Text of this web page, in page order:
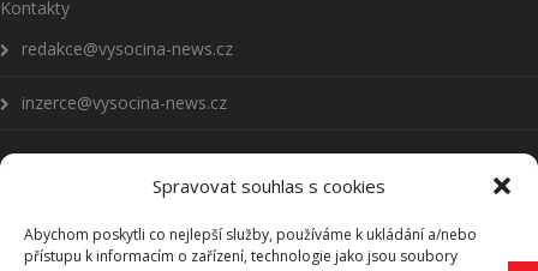
Spravovat souhlas s cookies
Abychom poskytli co nejlepší služby, používáme k ukládání a/nebo
přístupu k informacím o zařízení, technologie jako jsou soubory
Kontakty
redakce@vysocina-news.cz
inzerce@vysocina-news.cz
Přihlásit se k odběru novinek